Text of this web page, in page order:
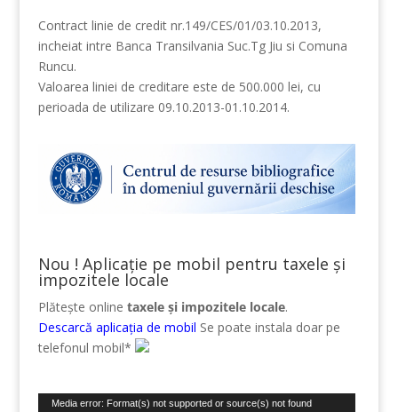
Contract linie de credit nr.149/CES/01/03.10.2013,
incheiat intre Banca Transilvania Suc.Tg Jiu si Comuna
Runcu.
Valoarea liniei de creditare este de 500.000 lei, cu
perioada de utilizare 09.10.2013-01.10.2014.
Nou ! Aplicație pe mobil pentru taxele și
impozitele locale
Plătește online taxele și impozitele locale.
Descarcă aplicația de mobil Se poate instala doar pe
telefonul mobil*
Player
Media error: Format(s) not supported or source(s) not found